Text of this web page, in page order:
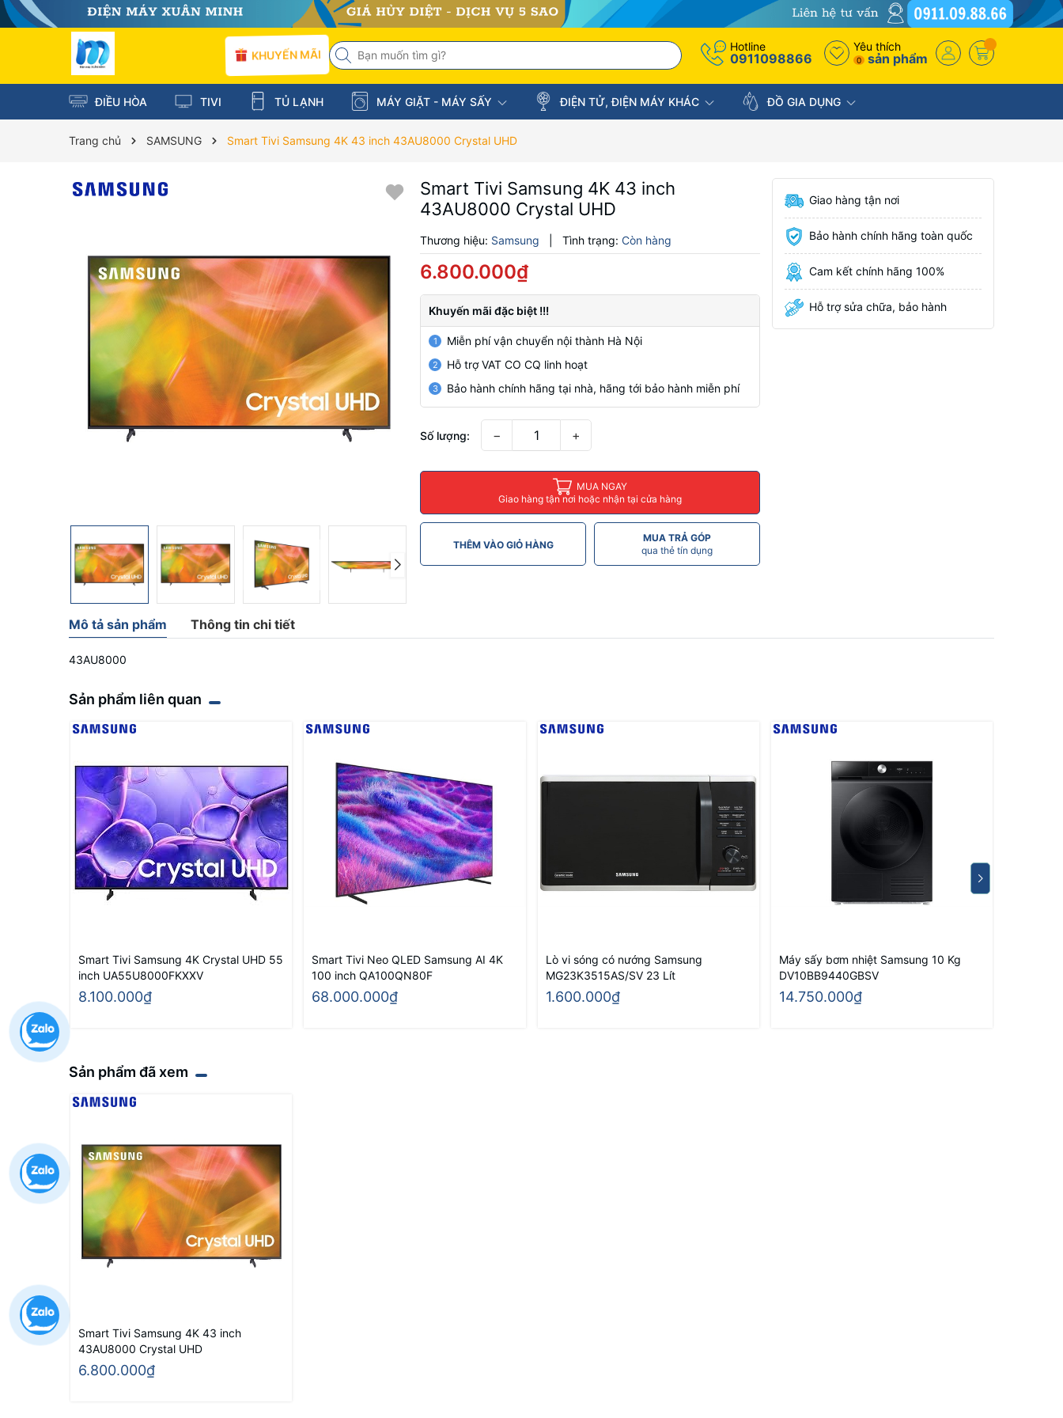
KHUYẾN MÃI
Hotline
0911098866
Yêu thích
0 sản phẩm
ĐIỀU HÒA TIVI TỦ LẠNH MÁY GIẶT - MÁY SẤY ĐIỆN TỬ, ĐIỆN MÁY KHÁC ĐỒ GIA DỤNG
Trang chủ SAMSUNG Smart Tivi Samsung 4K 43 inch 43AU8000 Crystal UHD
Smart Tivi Samsung 4K 43 inch
43AU8000 Crystal UHD
Thương hiệu: Samsung Tình trạng: Còn hàng
6.800.000₫
Khuyến mãi đặc biệt !!!
1 Miễn phí vận chuyển nội thành Hà Nội
2 Hỗ trợ VAT CO CQ linh hoạt
3 Bảo hành chính hãng tại nhà, hãng tới bảo hành miễn phí
Số lượng: − +
MUA NGAY
Giao hàng tận nơi hoặc nhận tại cửa hàng
THÊM VÀO GIỎ HÀNG
MUA TRẢ GÓP
qua thẻ tín dụng
Giao hàng tận nơi
Bảo hành chính hãng toàn quốc
Cam kết chính hãng 100%
Hỗ trợ sửa chữa, bảo hành
Mô tả sản phẩm Thông tin chi tiết
43AU8000
Sản phẩm liên quan
Smart Tivi Samsung 4K Crystal UHD 55
inch UA55U8000FKXXV
8.100.000₫
Smart Tivi Neo QLED Samsung AI 4K
100 inch QA100QN80F
68.000.000₫
Lò vi sóng có nướng Samsung
MG23K3515AS/SV 23 Lít
1.600.000₫
Máy sấy bơm nhiệt Samsung 10 Kg
DV10BB9440GBSV
14.750.000₫
Sản phẩm đã xem
Smart Tivi Samsung 4K 43 inch
43AU8000 Crystal UHD
6.800.000₫